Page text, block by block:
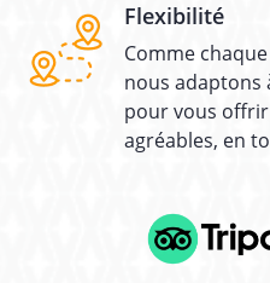
Flexibilité
Comme
nous adaptons
pour vous
agréables, en